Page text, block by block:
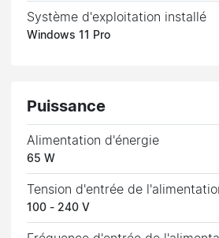
Système d'exploitation installé
Windows 11 Pro
Puissance
Alimentation d'énergie
65 W
Tension d'entrée de
100 - 240 V